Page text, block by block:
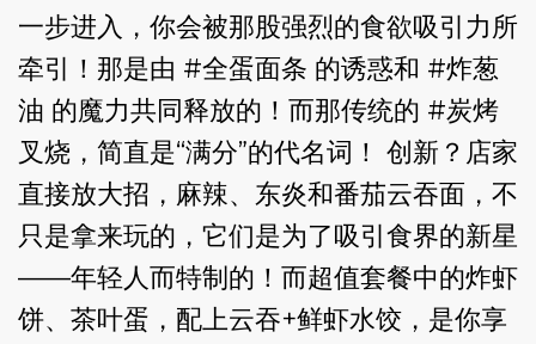
一步进入，你会被那股强烈的食欲吸引力所
牵引！那是由 #全蛋面条 的诱惑和 #炸葱
油 的魔力共同释放的！而那传统的 #炭烤
叉烧，简直是“满分”的代名词！ 创新？店家
直接放大招，麻辣、东炎和番茄云吞面，不
只是拿来玩的，它们是为了吸引食界的新星
——年轻人而特制的！而超值套餐中的炸虾
饼、茶叶蛋，配上云吞+鲜虾水饺，是你享